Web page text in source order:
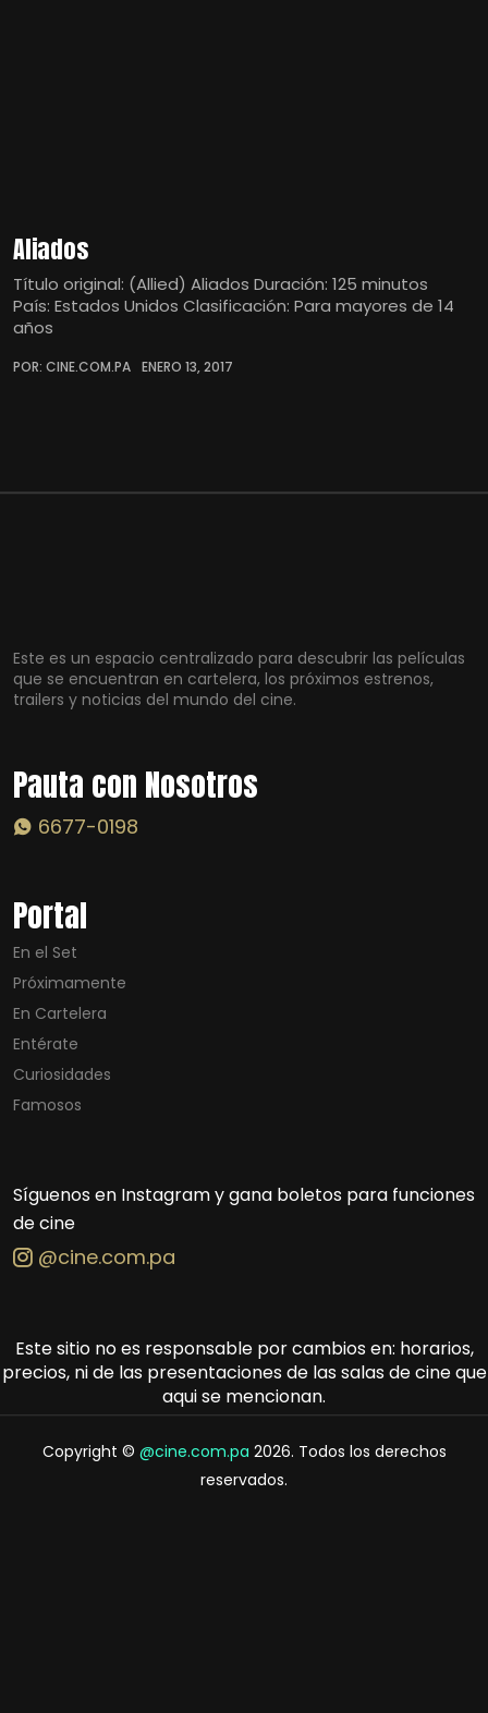
Aliados
Título original: (Allied) Aliados Duración: 125 minutos
País: Estados Unidos Clasificación: Para mayores de 14
años
POR: CINE.COM.PA ENERO 13, 2017
Este es un espacio centralizado para descubrir las películas
que se encuentran en cartelera, los próximos estrenos,
trailers y noticias del mundo del cine.
Pauta con Nosotros
6677-0198
Portal
En el Set
Próximamente
En Cartelera
Entérate
Curiosidades
Famosos
Síguenos en Instagram y gana boletos para funciones
de cine
@cine.com.pa
Este sitio no es responsable por cambios en: horarios,
precios, ni de las presentaciones de las salas de cine que
aqui se mencionan.
Copyright © @cine.com.pa 2026. Todos los derechos
reservados.